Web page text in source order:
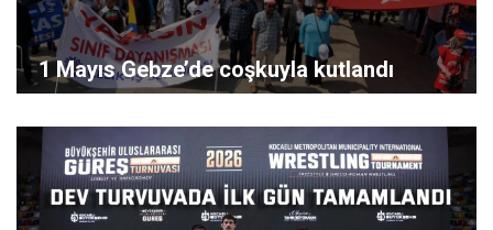
1 Mayıs Gebze’de coşkuyla kutlandı